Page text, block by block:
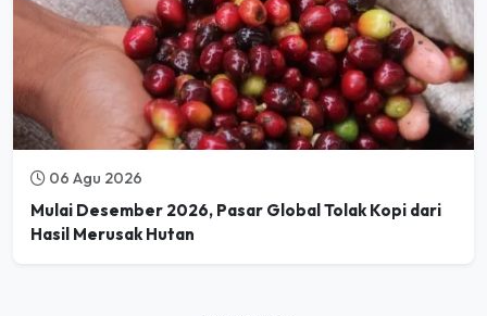
06 Agu 2026
Mulai Desember 2026, Pasar Global Tolak Kopi dari
Hasil Merusak Hutan